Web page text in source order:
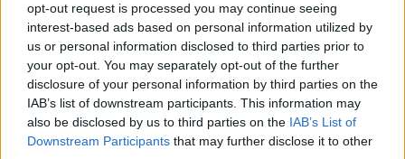
opt-out request is processed you may continue seeing
interest-based ads based on personal information utilized by
us or personal information disclosed to third parties prior to
your opt-out. You may separately opt-out of the further
disclosure of your personal information by third parties on the
IAB’s list of downstream participants. This information may
also be disclosed by us to third parties on the IAB’s List of
Downstream Participants that may further disclose it to other
Σποραδικές καταιγίδες θα εκδηλωθούν τις πρωινές
ώρες στο Ιόνιο και τη δυτική Κρήτη, βαθμιαία στις